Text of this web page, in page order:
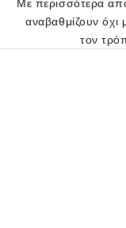
αναβαθμίζουν
τον